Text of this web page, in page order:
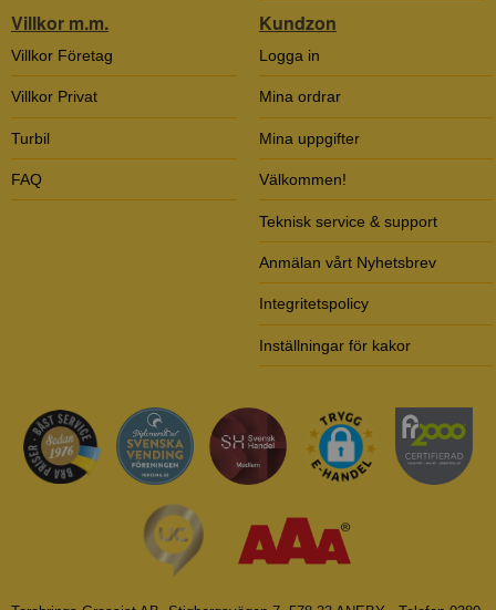
Villkor m.m.
Villkor Företag
Villkor Privat
Turbil
FAQ
Kundzon
Logga in
Mina ordrar
Mina uppgifter
Välkommen!
Teknisk service & support
Anmälan vårt Nyhetsbrev
Integritetspolicy
Inställningar för kakor